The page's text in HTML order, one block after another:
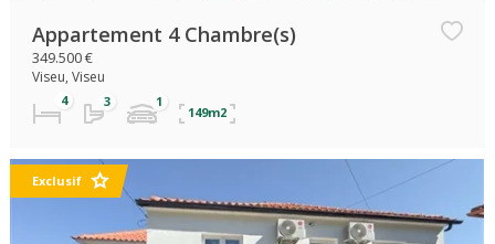
Appartement 4 Chambre(s)
349.500 €
Viseu, Viseu
149m2
Exclusif